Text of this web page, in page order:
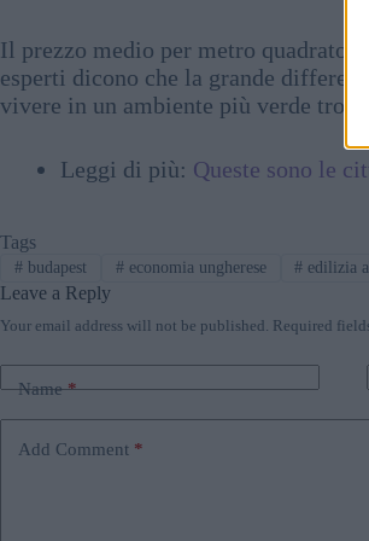
Il prezzo medio per metro quadrato
esperti dicono che la grande
vivere in un ambiente più verde
Leggi di più: Queste sono le
Tags
#budapest #economia ungherese # edilizia
Leave a Reply
Your email address will not be published. Required
Name*
Add Comment *